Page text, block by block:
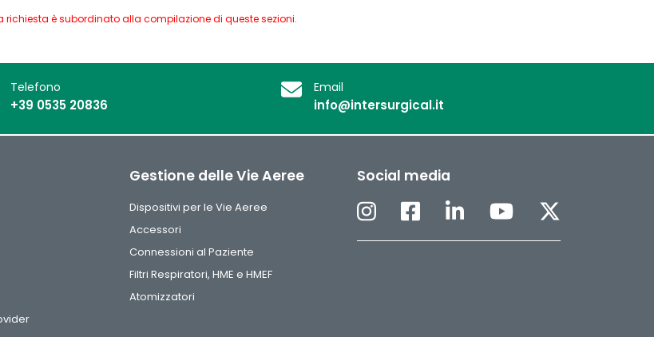
è subordinato alla compilazione di queste sezioni.
Telefono
+39 0535 20836
Email
info@intersurgical.it
Gestione delle Vie Aeree
Dispositivi per le Vie Aeree
Accessori
Connessioni al Paziente
Filtri Respiratori, HME e HMEF
Atomizzatori
Social media